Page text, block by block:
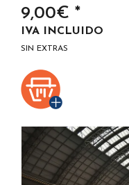
9,00€ *
IVA INCLUIDO
SIN EXTRAS